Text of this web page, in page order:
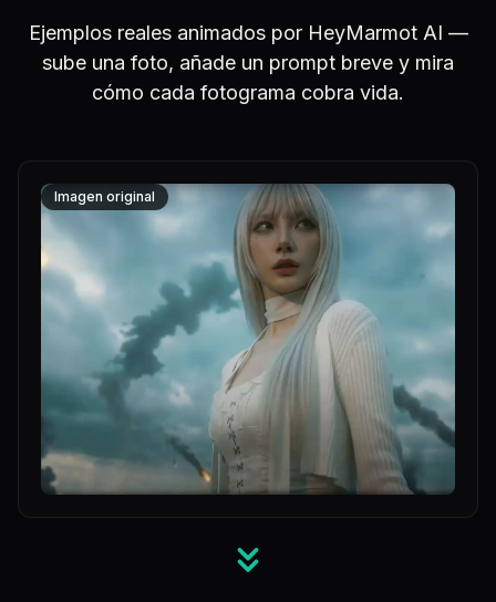
Ejemplos reales animados por HeyMarmot AI —
sube una foto, añade un prompt breve y mira
cómo cada fotograma cobra vida.
Imagen original